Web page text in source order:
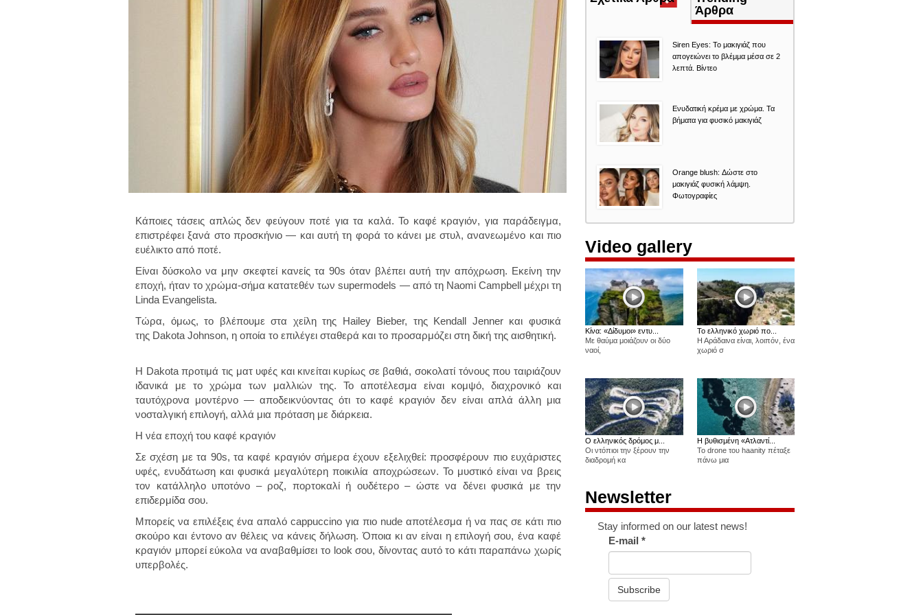
Κάποιες τάσεις απλώς δεν φεύγουν ποτέ για τα καλά. Το καφέ κραγιόν, για παράδειγμα,
επιστρέφει ξανά στο προσκήνιο — και αυτή τη φορά το κάνει με στυλ, ανανεωμένο και πιο
ευέλικτο από ποτέ.
Είναι δύσκολο να μην σκεφτεί κανείς τα 90s όταν βλέπει αυτή την απόχρωση. Εκείνη την
εποχή, ήταν το χρώμα-σήμα κατατεθέν των supermodels — από τη Naomi Campbell μέχρι τη
Linda Evangelista.
Τώρα, όμως, το βλέπουμε στα χείλη της Hailey Bieber, της Kendall Jenner και φυσικά
της Dakota Johnson, η οποία το επιλέγει σταθερά και το προσαρμόζει στη δική της αισθητική.
Η Dakota προτιμά τις ματ υφές και κινείται κυρίως σε βαθιά, σοκολατί τόνους που ταιριάζουν
ιδανικά με το χρώμα των μαλλιών της. Το αποτέλεσμα είναι κομψό, διαχρονικό και
ταυτόχρονα μοντέρνο — αποδεικνύοντας ότι το καφέ κραγιόν δεν είναι απλά άλλη μια
νοσταλγική επιλογή, αλλά μια πρόταση με διάρκεια.
Η νέα εποχή του καφέ κραγιόν
Σε σχέση με τα 90s, τα καφέ κραγιόν σήμερα έχουν εξελιχθεί: προσφέρουν πιο ευχάριστες
υφές, ενυδάτωση και φυσικά μεγαλύτερη ποικιλία αποχρώσεων. Το μυστικό είναι να βρεις
τον κατάλληλο υποτόνο – ροζ, πορτοκαλί ή ουδέτερο – ώστε να δένει φυσικά με την
επιδερμίδα σου.
Μπορείς να επιλέξεις ένα απαλό cappuccino για πιο nude αποτέλεσμα ή να πας σε κάτι πιο
σκούρο και έντονο αν θέλεις να κάνεις δήλωση. Όποια κι αν είναι η επιλογή σου, ένα καφέ
κραγιόν μπορεί εύκολα να αναβαθμίσει το look σου, δίνοντας αυτό το κάτι παραπάνω χωρίς
υπερβολές.
καρτέλα)
Άρθρα
Siren Eyes: Το μακιγιάζ που
απογειώνει το βλέμμα μέσα σε 2
λεπτά. Βίντεο
Ενυδατική κρέμα με χρώμα. Τα
βήματα για φυσικό μακιγιάζ
Orange blush: Δώστε στο
μακιγιάζ φυσική λάμψη.
Φωτογραφίες
Video gallery
Κίνα: «Δίδυμοι» εντυ...
Με θαύμα μοιάζουν οι δύο
ναοί,
Το ελληνικό χωριό πο...
Η Αράδαινα είναι, λοιπόν, ένα
χωριό σ
Ο ελληνικός δρόμος μ...
Οι ντόπιοι την ξέρουν την
διαδρομή κα
Η βυθισμένη «Ατλαντί...
Το drone του haanity πέταξε
πάνω μια
Newsletter
Stay informed on our latest news!
E-mail*
Subscribe